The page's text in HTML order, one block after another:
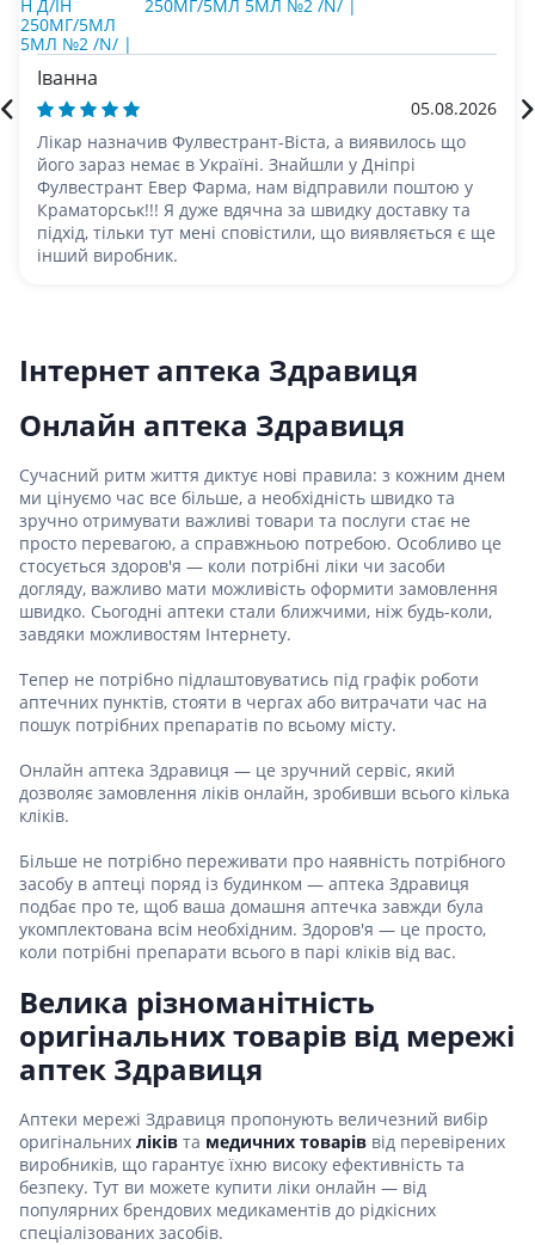
250МГ/5МЛ 5МЛ №2 /N/ |
Іванна
05.08.2026
Лікар назначив Фулвестрант-Віста, а виявилось що
його зараз немає в Україні. Знайшли у Дніпрі
Фулвестрант Евер Фарма, нам відправили поштою у
Краматорськ!!! Я дуже вдячна за швидку доставку та
підхід, тільки тут мені сповістили, що виявляється є ще
інший виробник.
Інтернет аптека Здравиця
Онлайн аптека Здравиця
Сучасний ритм життя диктує нові правила: з кожним днем ​​
ми цінуємо час все більше, а необхідність швидко та
зручно отримувати важливі товари та послуги стає не
просто перевагою, а справжньою потребою. Особливо це
стосується здоров'я — коли потрібні ліки чи засоби
догляду, важливо мати можливість оформити замовлення
швидко. Сьогодні аптеки стали ближчими, ніж будь-коли,
завдяки можливостям Інтернету.
Тепер не потрібно підлаштовуватись під графік роботи
аптечних пунктів, стояти в чергах або витрачати час на
пошук потрібних препаратів по всьому місту.
Онлайн аптека Здравиця — це зручний сервіс, який
дозволяє замовлення ліків онлайн, зробивши всього кілька
кліків.
Більше не потрібно переживати про наявність потрібного
засобу в аптеці поряд із будинком — аптека Здравиця
подбає про те, щоб ваша домашня аптечка завжди була
укомплектована всім необхідним. Здоров'я — це просто,
коли потрібні препарати всього в парі кліків від вас.
Велика різноманітність
оригінальних товарів від мережі
аптек Здравиця
Аптеки мережі Здравиця пропонують величезний вибір
оригінальних ліків та медичних товарів від перевірених
виробників, що гарантує їхню високу ефективність та
безпеку. Тут ви можете купити ліки онлайн — від
популярних брендових медикаментів до рідкісних
спеціалізованих засобів.